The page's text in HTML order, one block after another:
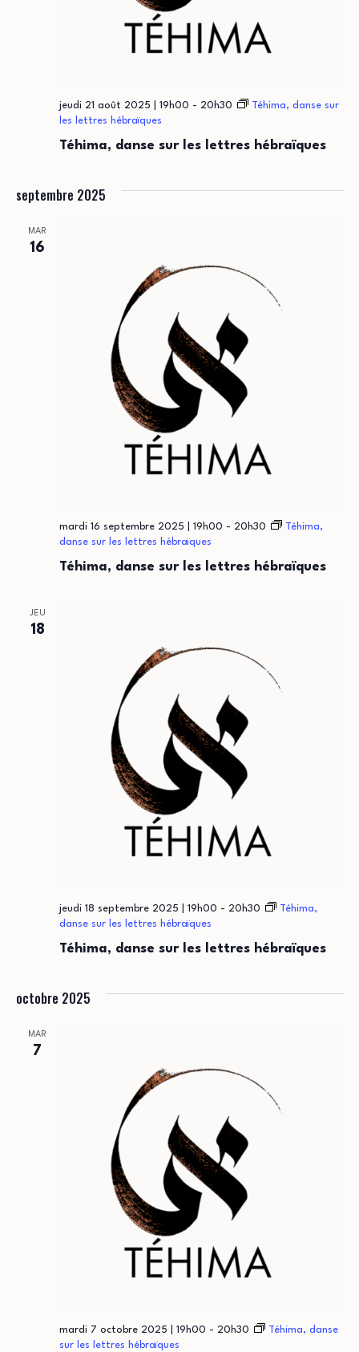
Téhima, danse sur les lettres hébraïques
jeudi 21 août 2025 | 19h00 - 20h30
Téhima, danse sur
les lettres hébraïques
septembre 2025
MAR
16
Téhima, danse sur les lettres hébraïques
mardi 16 septembre 2025 | 19h00 - 20h30
Téhima,
danse sur les lettres hébraïques
JEU
18
Téhima, danse sur les lettres hébraïques
jeudi 18 septembre 2025 | 19h00 - 20h30
Téhima,
danse sur les lettres hébraïques
octobre 2025
MAR
7
mardi 7 octobre 2025 | 19h00 - 20h30
Téhima, danse
sur les lettres hébraïques